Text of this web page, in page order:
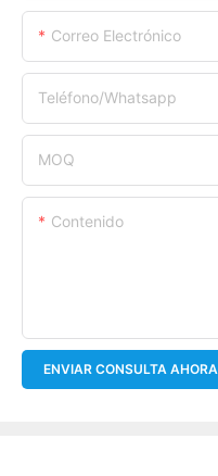
Correo Electrónico
Teléfono/whatsapp
MOQ
Contenido
ENVIAR CONSULTA AHORA